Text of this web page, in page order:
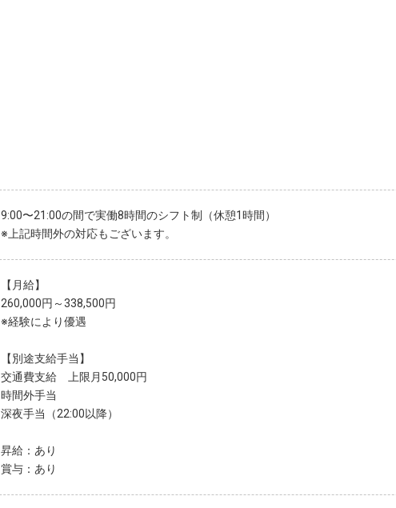
9:00〜21:00の間で実働8時間のシフト制（休憩1時間）
※上記時間外の対応もございます。
【月給】
260,000円～338,500円
※経験により優遇
【別途支給手当】
交通費支給 上限月50,000円
時間外手当
深夜手当（22:00以降）
昇給：あり
賞与：あり